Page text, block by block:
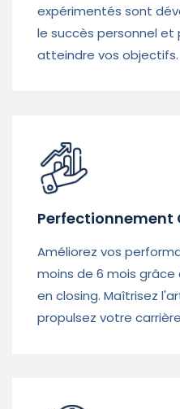
expérimentés sont
le succès personnel et
atteindre vos objectifs.
Perfectionnement
Améliorez vos
moins de 6 mois grâce
en closing. Maîtrisez
propulsez votre